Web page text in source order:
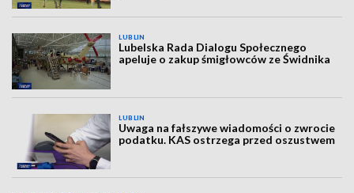
LUBLIN
Lubelska Rada Dialogu Społecznego
apeluje o zakup śmigłowców ze Świdnika
LUBLIN
Uwaga na fałszywe wiadomości o zwrocie
podatku. KAS ostrzega przed oszustwem